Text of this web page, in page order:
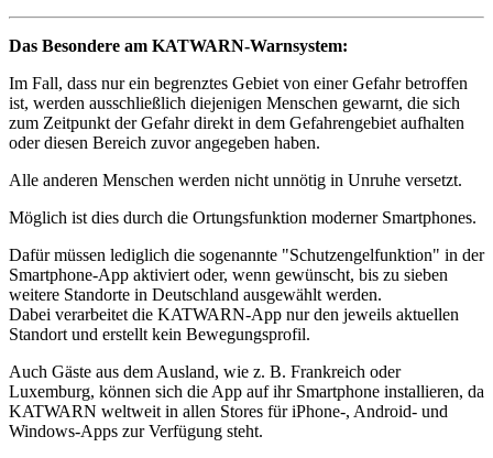
Das Besondere am KATWARN-Warnsystem:
Im Fall, dass nur ein begrenztes Gebiet von einer Gefahr betroffen
ist, werden ausschließlich diejenigen Menschen gewarnt, die sich
zum Zeitpunkt der Gefahr direkt in dem Gefahrengebiet aufhalten
oder diesen Bereich zuvor angegeben haben.
Alle anderen Menschen werden nicht unnötig in Unruhe versetzt.
Möglich ist dies durch die Ortungsfunktion moderner Smartphones.
Dafür müssen lediglich die sogenannte "Schutzengelfunktion" in der
Smartphone-App aktiviert oder, wenn gewünscht, bis zu sieben
weitere Standorte in Deutschland ausgewählt werden.
Dabei verarbeitet die KATWARN-App nur den jeweils aktuellen
Standort und erstellt kein Bewegungsprofil.
Auch Gäste aus dem Ausland, wie z. B. Frankreich oder
Luxemburg, können sich die App auf ihr Smartphone installieren, da
KATWARN weltweit in allen Stores für iPhone-, Android- und
Windows-Apps zur Verfügung steht.